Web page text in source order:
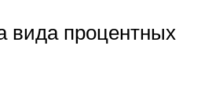
вида процентных